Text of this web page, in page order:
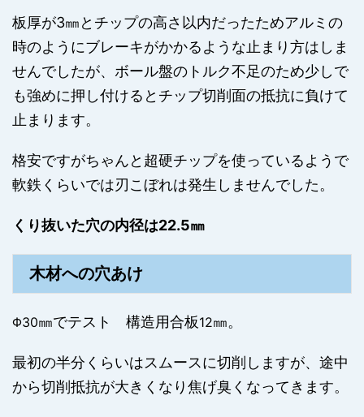
板厚が3㎜とチップの高さ以内だったためアルミの
時のようにブレーキがかかるような止まり方はしま
せんでしたが、ボール盤のトルク不足のため少しで
も強めに押し付けるとチップ切削面の抵抗に負けて
止まります。
格安ですがちゃんと超硬チップを使っているようで
軟鉄くらいでは刃こぼれは発生しませんでした。
くり抜いた穴の内径は22.5㎜
木材への穴あけ
Φ30㎜でテスト 構造用合板12㎜。
最初の半分くらいはスムースに切削しますが、途中
から切削抵抗が大きくなり焦げ臭くなってきます。